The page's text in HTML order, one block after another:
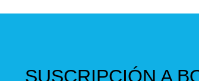
SUSCRIPCIÓN A